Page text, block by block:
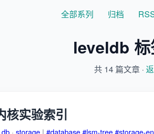
全部系列 归档
leveldb 标
共 14 篇文章 ·
核实验索引
db · storage | #database#lsm-tree#storage-